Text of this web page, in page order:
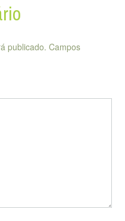
publicado. Campos